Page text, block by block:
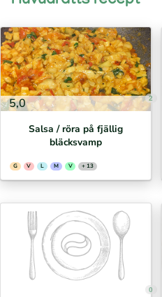
5,0 2
Salsa / röra på fjällig
bläcksvamp
G V L M V + 13
0